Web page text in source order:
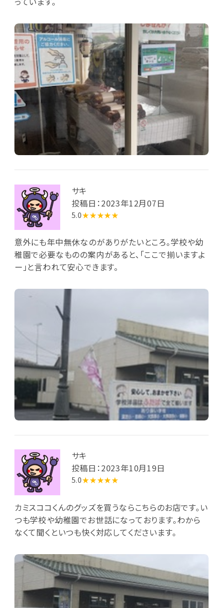
サキ
投稿日：2023年12月07日
5.0★★★★★
意外にも年中無休なのがありがたいところ。学校や幼
稚園で必要なものの案内があると、「ここで揃いますよ
ー」と言われて安心できます。
サキ
投稿日：2023年10月19日
5.0★★★★★
カミスココくんのグッズを買うならこちらのお店です。い
つも学校や幼稚園でお世話になっております。わから
なくて聞くといつも快く対応してくださいます。